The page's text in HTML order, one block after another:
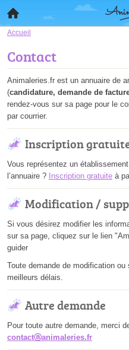
Accueil
Contact
Animaleries.fr est un annuaire de
(candidature, demande de
rendez-vous sur sa page pour le
par courrier.
Inscription
Vous représentez un
l’annuaire ? Inscription gratuite à
Modification /
Si vous désirez modifier les
sur sa page, cliquez sur le lien
guider
Toute demande de modification
meilleurs délais.
Autre demande
Pour toute autre demande, merci
contactⓐanimaleries.fr